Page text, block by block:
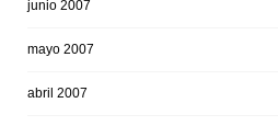
junio 2007
mayo 2007
abril 2007